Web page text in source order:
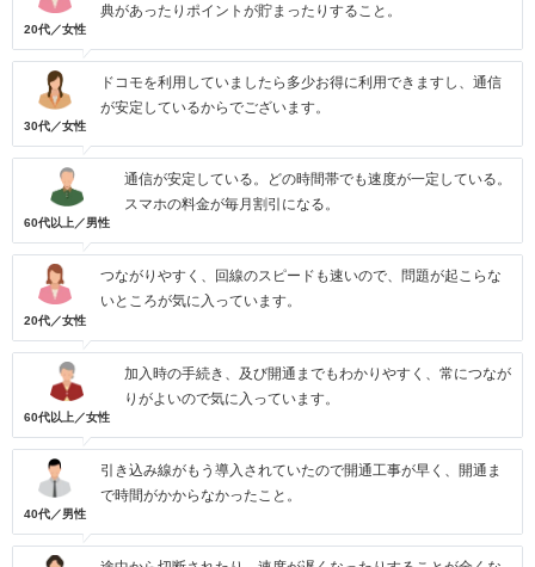
20代／女性
典があったりポイントが貯まったりすること。
30代／女性
ドコモを利用していましたら多少お得に利用できますし、通信
が安定しているからでございます。
60代以上／男性
通信が安定している。どの時間帯でも速度が一定している。
スマホの料金が毎月割引になる。
20代／女性
つながりやすく、回線のスピードも速いので、問題が起こらな
いところが気に入っています。
60代以上／女性
加入時の手続き、及び開通までもわかりやすく、常につなが
りがよいので気に入っています。
40代／男性
引き込み線がもう導入されていたので開通工事が早く、開通ま
で時間がかからなかったこと。